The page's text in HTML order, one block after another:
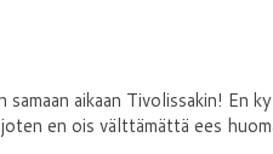
aikaan Tivolissakin! En
en ois välttämättä ees